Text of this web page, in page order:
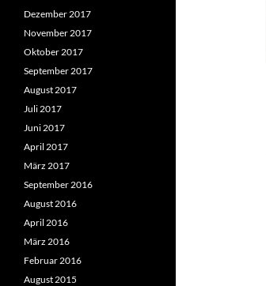
Dezember 2017
November 2017
Oktober 2017
September 2017
August 2017
Juli 2017
Juni 2017
April 2017
März 2017
September 2016
August 2016
April 2016
März 2016
Februar 2016
August 2015